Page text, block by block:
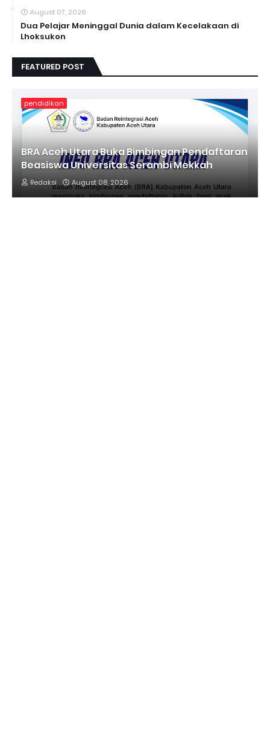
August 07, 2026
Dua Pelajar Meninggal Dunia dalam Kecelakaan di
Lhoksukon
FEATURED POST
pendidikan
BRA Aceh Utara Buka Bimbingan Pendaftaran
Beasiswa Universitas Serambi Mekkah
Redaksi August 08, 2026